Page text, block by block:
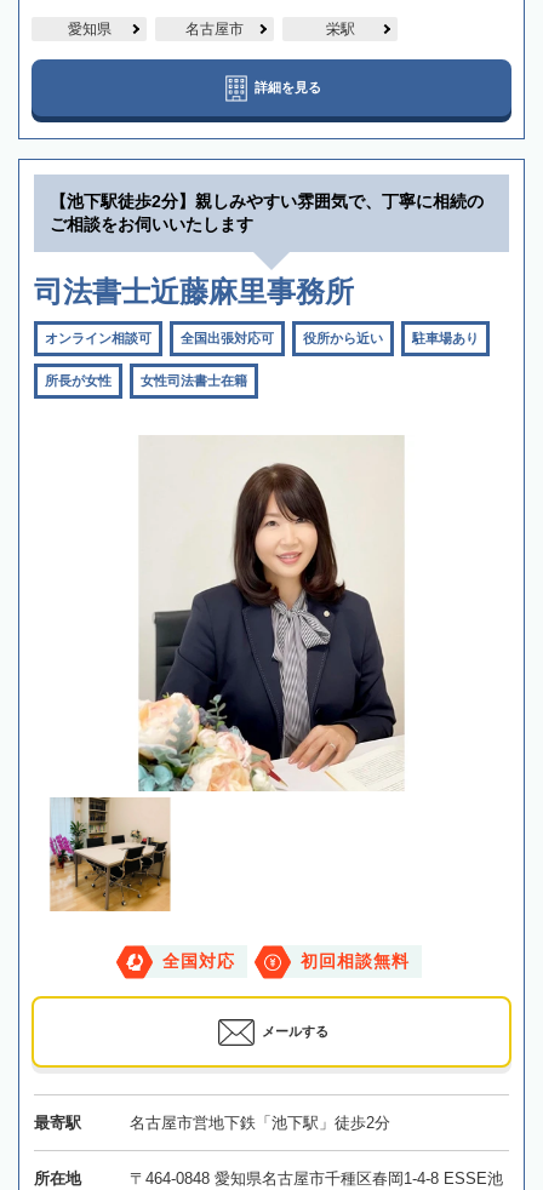
愛知県 名古屋市 栄駅
詳細を見る
【池下駅徒歩2分】親しみやすい雰囲気で、丁寧に相続の
ご相談をお伺いいたします
司法書士近藤麻里事務所
オンライン相談可 全国出張対応可 役所から近い 駐車場あり
所長が女性 女性司法書士在籍
全国対応 初回相談無料
メールする
最寄駅 名古屋市営地下鉄「池下駅」徒歩2分
所在地
〒464-0848 愛知県名古屋市千種区春岡1-4-8 ESSE池